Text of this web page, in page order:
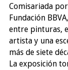
Comisariada
Fundación
entre pinturas,
artista y una
más de siete
La exposición